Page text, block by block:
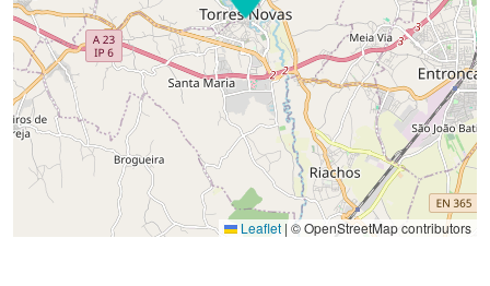
Leaflet | © OpenStreetMap contributors